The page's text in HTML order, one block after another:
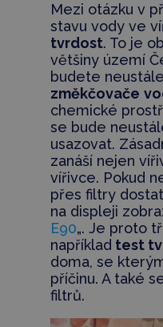
Mezi otázku v
stavu vody ve
tvrdost. To je
většiny území
budete
změkčovače
chemické
se bude
usazovat.
zanáší nejen
vířivce. Pokud
přes filtry
na displeji
E90„. Je proto
například test
doma, se
příčinu. A také
filtrů.